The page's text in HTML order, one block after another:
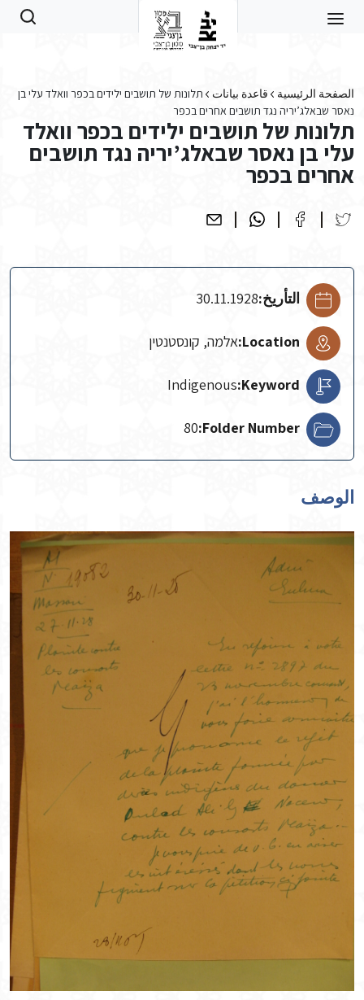
الصفحة الرئيسية قاعدة بيانات
תלונות של תושבים ילידים בכפר וואלד עלי בן
נאסר שבאלג’יריה נגד תושבים אחרים בכפר
תלונות של תושבים ילידים בכפר וואלד
עלי בן נאסר שבאלג’יריה נגד תושבים
אחרים בכפר
التأريخ:30.11.1928
Location: אלמה, קונסטנטין
Keyword:
Indigenous
Folder Number:
80
الوصف